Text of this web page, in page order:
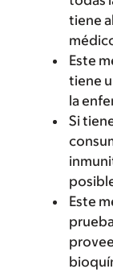
tiene
Este
tiene
la
Si
Este